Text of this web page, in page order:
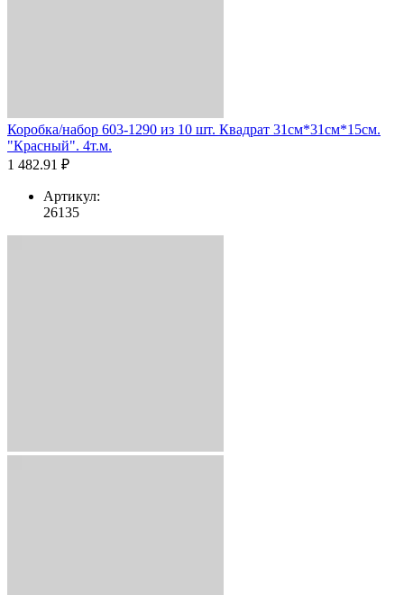
Коробка/набор 603-1290 из 10 шт. Квадрат 31см*31см*15см.
"Красный". 4т.м.
1 482.91 ₽
Артикул:
26135